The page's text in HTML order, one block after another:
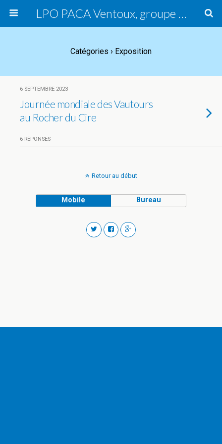
LPO PACA Ventoux, groupe local
Catégories › Exposition
6 SEPTEMBRE 2023
Journée mondiale des Vautours
au Rocher du Cire
6 RÉPONSES
Retour au début
Mobile Bureau